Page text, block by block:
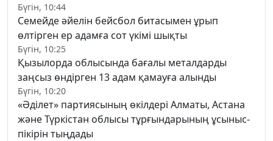
Бүгін, 10:44
Семейде әйелін бейсбол битасымен ұрып
өлтірген ер адамға сот үкімі шықты
Бүгін, 10:25
Қызылорда облысында бағалы металдарды
заңсыз өндірген 13 адам қамауға алынды
Бүгін, 10:20
«Әділет» партиясының өкілдері Алматы, Астана
және Түркістан облысы тұрғындарының ұсыныс-
пікірін тыңдады